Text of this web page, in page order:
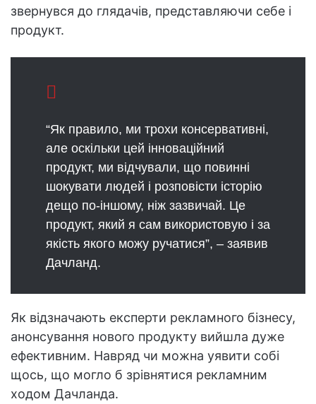
звернувся до глядачів, представляючи себе і
продукт.
“Як правило, ми трохи консервативні,
але оскільки цей інноваційний
продукт, ми відчували, що повинні
шокувати людей і розповісти історію
дещо по-іншому, ніж зазвичай. Це
продукт, який я сам використовую і за
якість якого можу ручатися”, – заявив
Дачланд.
Як відзначають експерти рекламного бізнесу,
анонсування нового продукту вийшла дуже
ефективним. Навряд чи можна уявити собі
щось, що могло б зрівнятися рекламним
ходом Дачланда.